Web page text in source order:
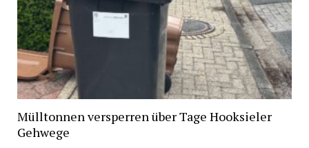
Mülltonnen versperren über Tage Hooksieler
Gehwege